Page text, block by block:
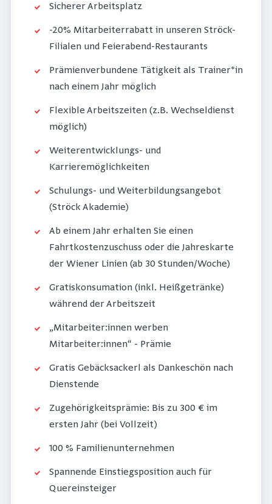
Sicherer Arbeitsplatz
-20% Mitarbeiterrabatt in unseren Ströck-
Filialen und Feierabend-Restaurants
Prämienverbundene Tätigkeit als Trainer*in
nach einem Jahr möglich
Flexible Arbeitszeiten (z.B. Wechseldienst
möglich)
Weiterentwicklungs- und
Karrieremöglichkeiten
Schulungs- und Weiterbildungsangebot
(Ströck Akademie)
Ab einem Jahr erhalten Sie einen
Fahrtkostenzuschuss oder die Jahreskarte
der Wiener Linien (ab 30 Stunden/Woche)
Gratiskonsumation (inkl. Heißgetränke)
während der Arbeitszeit
„Mitarbeiter:innen werben
Mitarbeiter:innen“ - Prämie
Gratis Gebäcksackerl als Dankeschön nach
Dienstende
Zugehörigkeitsprämie: Bis zu 300 € im
ersten Jahr (bei Vollzeit)
100 % Familienunternehmen
Spannende Einstiegsposition auch für
Quereinsteiger